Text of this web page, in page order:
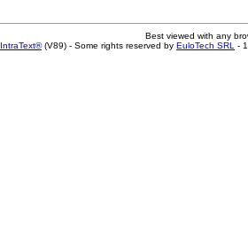
Best viewed with any
IntraText®(V89) - Some rights reserved by EuloTech SRL -